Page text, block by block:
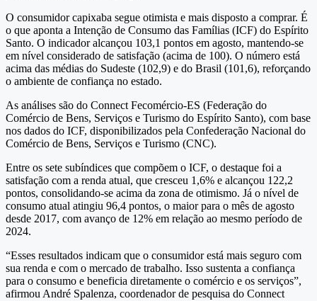
O consumidor capixaba segue otimista e mais disposto a comprar. É
o que aponta a Intenção de Consumo das Famílias (ICF) do Espírito
Santo. O indicador alcançou 103,1 pontos em agosto, mantendo-se
em nível considerado de satisfação (acima de 100). O número está
acima das médias do Sudeste (102,9) e do Brasil (101,6), reforçando
o ambiente de confiança no estado.
As análises são do Connect Fecomércio-ES (Federação do
Comércio de Bens, Serviços e Turismo do Espírito Santo), com base
nos dados do ICF, disponibilizados pela Confederação Nacional do
Comércio de Bens, Serviços e Turismo (CNC).
Entre os sete subíndices que compõem o ICF, o destaque foi a
satisfação com a renda atual, que cresceu 1,6% e alcançou 122,2
pontos, consolidando-se acima da zona de otimismo. Já o nível de
consumo atual atingiu 96,4 pontos, o maior para o mês de agosto
desde 2017, com avanço de 12% em relação ao mesmo período de
2024.
“Esses resultados indicam que o consumidor está mais seguro com
sua renda e com o mercado de trabalho. Isso sustenta a confiança
para o consumo e beneficia diretamente o comércio e os serviços”,
afirmou André Spalenza, coordenador de pesquisa do Connect